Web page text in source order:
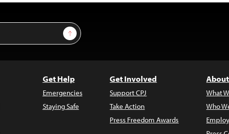
Sign Up
Get Help
Emergencies
Staying Safe
Get Involved
Support CPJ
Take Action
Press Freedom Awards
What
Who